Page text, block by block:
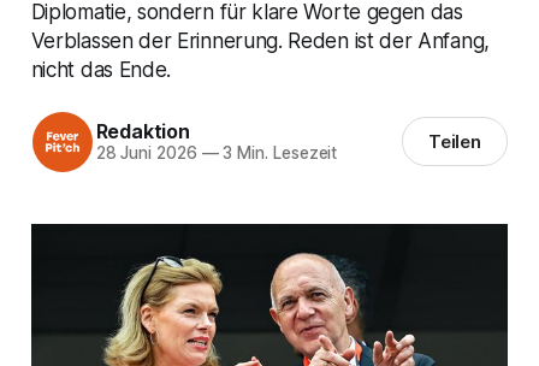
Diplomatie, sondern für klare Worte gegen das
Verblassen der Erinnerung. Reden ist der Anfang,
nicht das Ende.
Redaktion
28 Juni 2026 —3 Min. Lesezeit Teilen